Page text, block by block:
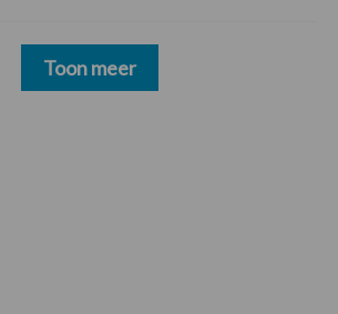
Toon meer